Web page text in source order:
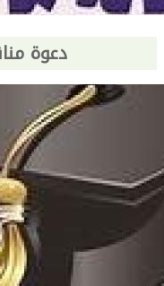
دعوة